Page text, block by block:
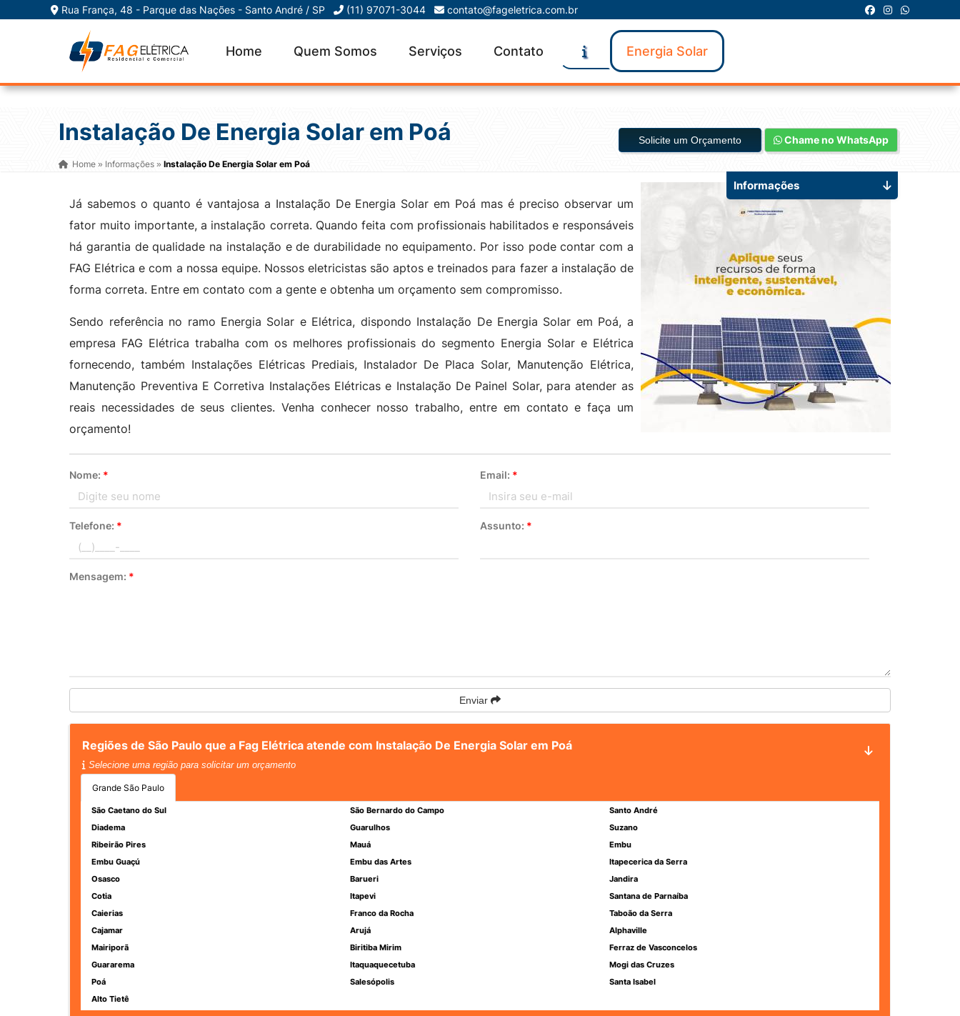
Rua França, 48 - Parque das Nações - Santo André / SP (11) 97071-3044 contato@fageletrica.com.br
Home Quem Somos Serviços Contato Energia Solar
Instalação De Energia Solar em Poá
Home » Informações » Instalação De Energia Solar em Poá
Solicite um Orçamento Chame no WhatsApp
Já sabemos o quanto é vantajosa a Instalação De Energia Solar em Poá mas é preciso observar um
fator muito importante, a instalação correta. Quando feita com profissionais habilitados e responsáveis
há garantia de qualidade na instalação e de durabilidade no equipamento. Por isso pode contar com a
FAG Elétrica e com a nossa equipe. Nossos eletricistas são aptos e treinados para fazer a instalação de
forma correta. Entre em contato com a gente e obtenha um orçamento sem compromisso.
Sendo referência no ramo Energia Solar e Elétrica, dispondo Instalação De Energia Solar em Poá, a
empresa FAG Elétrica trabalha com os melhores profissionais do segmento Energia Solar e Elétrica
fornecendo, também Instalações Elétricas Prediais, Instalador De Placa Solar, Manutenção Elétrica,
Manutenção Preventiva E Corretiva Instalações Elétricas e Instalação De Painel Solar, para atender as
reais necessidades de seus clientes. Venha conhecer nosso trabalho, entre em contato e faça um
orçamento!
Nome: * Email: *
Telefone: * Assunto: *
Mensagem: *
Enviar
Regiões de São Paulo que a Fag Elétrica atende com Instalação De Energia Solar em Poá
Selecione uma região para solicitar um orçamento
Grande São Paulo
São Caetano do Sul São Bernardo do Campo
Santo André
Diadema
Guarulhos
Suzano
Ribeirão Pires
Mauá
Embu
Embu Guaçú
Embu das Artes
Itapecerica da Serra
Osasco
Barueri
Jandira
Cotia
Itapevi
Santana de Parnaíba
Caierias
Franco da Rocha
Taboão da Serra
Cajamar
Arujá
Alphaville
Mairiporã
Biritiba Mirim
Ferraz de Vasconcelos
Guararema
Itaquaquecetuba
Mogi das Cruzes
Poá
Salesópolis
Santa Isabel
Alto Tietê
Informações